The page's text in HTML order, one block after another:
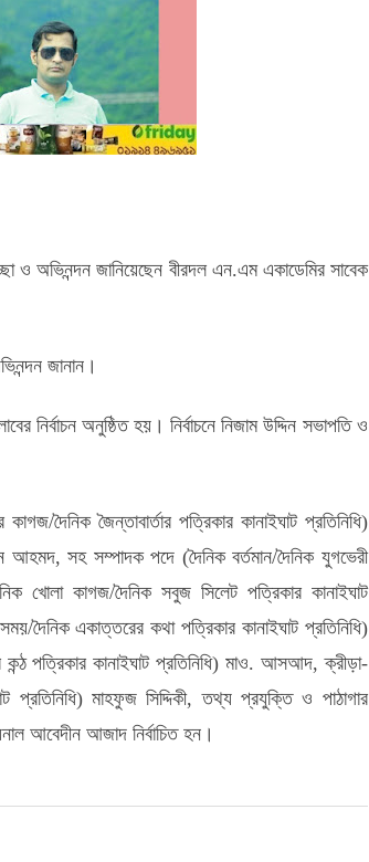
ও অভিনন্দন জানিয়েছেন বীরদল এন.এম একাডেমির সাবেক
জানান।
নির্বাচন অনুষ্ঠিত হয়। নির্বাচনে নিজাম উদ্দিন সভাপতি ও
দৈনিক জৈন্তাবার্তার পত্রিকার কানাইঘাট প্রতিনিধি)
আহমদ, সহ সম্পাদক পদে (দৈনিক বর্তমান/দৈনিক যুগভেরী
খোলা কাগজ/দৈনিক সবুজ সিলেট পত্রিকার কানাইঘাট
দৈনিক একাত্তরের কথা পত্রিকার কানাইঘাট প্রতিনিধি)
পত্রিকার কানাইঘাট প্রতিনিধি) মাও. আসআদ, ক্রীড়া-
প্রতিনিধি) মাহফুজ সিদ্দিকী, তথ্য প্রযুক্তি ও পাঠাগার
আবেদীন আজাদ নির্বাচিত হন।